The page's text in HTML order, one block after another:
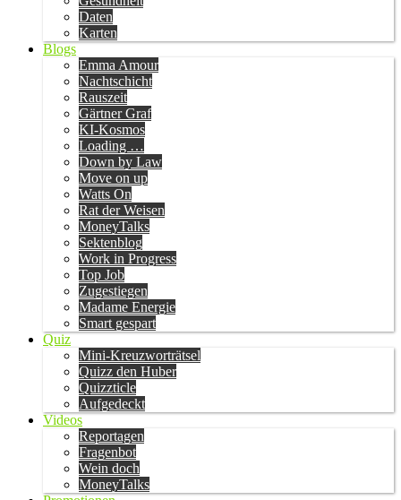
Daten
Karten
Blogs
Emma Amour
Nachtschicht
Rauszeit
Gärtner Graf
KI-Kosmos
Loading …
Down by Law
Move on up
Watts On
Rat der Weisen
MoneyTalks
Sektenblog
Work in Progress
Top Job
Zugestiegen
Madame Energie
Smart gespart
Quiz
Mini-Kreuzworträtsel
Quizz den Huber
Quizzticle
Aufgedeckt
Videos
Reportagen
Fragenbot
Wein doch
MoneyTalks